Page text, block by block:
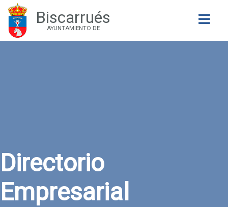
Biscarrués
AYUNTAMIENTO DE
Directorio
Empresarial